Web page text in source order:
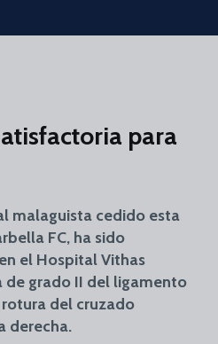
para
malaguista cedido esta
FC, ha sido
el Hospital Vithas
de grado II del ligamento
del cruzado
derecha.